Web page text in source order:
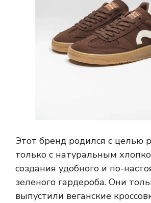
Этот бренд родился с целью
только с натуральным
создания удобного и по-
зеленого гардероба. Они
выпустили веганские